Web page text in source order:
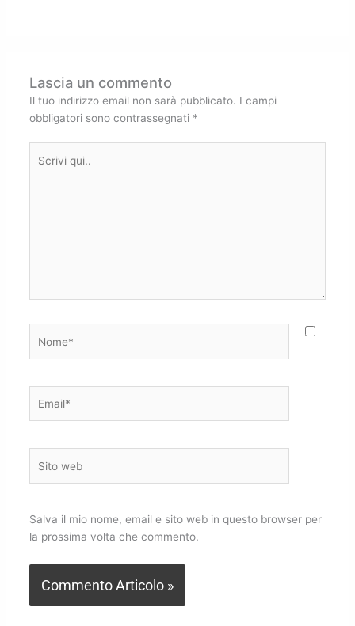
Lascia un commento
Il tuo indirizzo email non sarà pubblicato. I campi
obbligatori sono contrassegnati *
qui..
web
Salva il mio nome, email e sito web in questo browser per
la prossima volta che commento.